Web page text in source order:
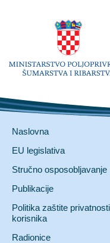
Naslovna
EU legislativa
Stručno osposobljavanje
Publikacije
Politika zaštite privatnosti
korisnika
Radionice